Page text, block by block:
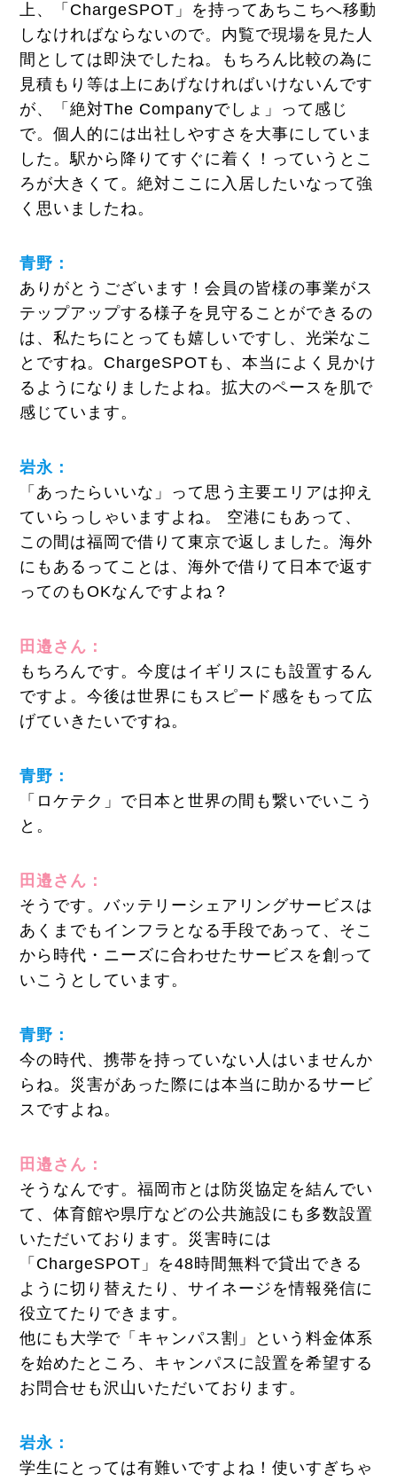
上、「ChargeSPOT」を持ってあちこちへ移動
しなければならないので。内覧で現場を見た人
間としては即決でしたね。もちろん比較の為に
見積もり等は上にあげなければいけないんです
が、「絶対The Companyでしょ」って感じ
で。個人的には出社しやすさを大事にしていま
した。駅から降りてすぐに着く！っていうとこ
ろが大きくて。絶対ここに入居したいなって強
く思いましたね。
青野：
ありがとうございます！会員の皆様の事業がス
テップアップする様子を見守ることができるの
は、私たちにとっても嬉しいですし、光栄なこ
とですね。ChargeSPOTも、本当によく見かけ
るようになりましたよね。拡大のペースを肌で
感じています。
岩永：
「あったらいいな」って思う主要エリアは抑え
ていらっしゃいますよね。 空港にもあって、
この間は福岡で借りて東京で返しました。海外
にもあるってことは、海外で借りて日本で返す
ってのもOKなんですよね？
田邉さん：
もちろんです。今度はイギリスにも設置するん
ですよ。今後は世界にもスピード感をもって広
げていきたいですね。
青野：
「ロケテク」で日本と世界の間も繋いでいこう
と。
田邉さん：
そうです。バッテリーシェアリングサービスは
あくまでもインフラとなる手段であって、そこ
から時代・ニーズに合わせたサービスを創って
いこうとしています。
青野：
今の時代、携帯を持っていない人はいませんか
らね。災害があった際には本当に助かるサービ
スですよね。
田邉さん：
そうなんです。福岡市とは防災協定を結んでい
て、体育館や県庁などの公共施設にも多数設置
いただいております。災害時には
「ChargeSPOT」を48時間無料で貸出できる
ように切り替えたり、サイネージを情報発信に
役立てたりできます。
他にも大学で「キャンパス割」という料金体系
を始めたところ、キャンパスに設置を希望する
お問合せも沢山いただいております。
岩永：
学生にとっては有難いですよね！使いすぎちゃ